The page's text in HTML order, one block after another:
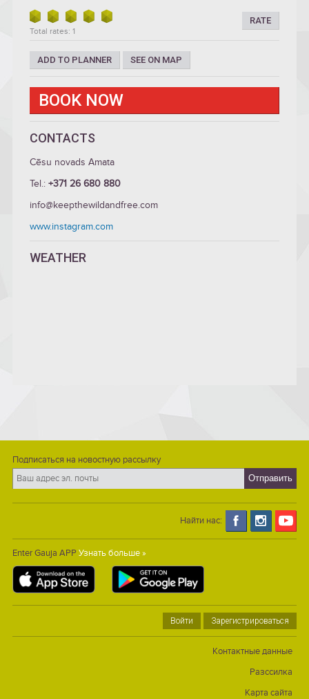
RATE
Total rates: 1
ADD TO PLANNER SEE ON MAP
BOOK NOW
CONTACTS
Cēsu novads Amata
Tel.: +371 26 680 880
info@keepthewildandfree.com
www.instagram.com
WEATHER
Подписаться на новостную рассылку
Найти нас:
Enter Gauja APP Узнать больше »
Войти Зарегистрироваться
Контактные данные
Разссилка
Карта сайта